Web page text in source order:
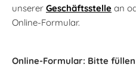
unserer Geschäftsstelle an
Online-Formular.
Online-Formular: Bitte